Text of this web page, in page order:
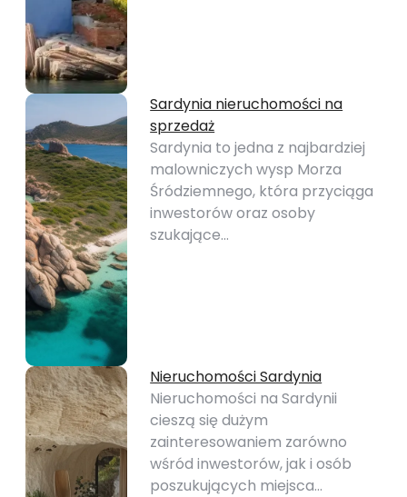
Sardynia nieruchomości na
sprzedaż
Sardynia to jedna z najbardziej
malowniczych wysp Morza
Śródziemnego, która przyciąga
inwestorów oraz osoby
szukające…
Nieruchomości Sardynia
Nieruchomości na Sardynii
cieszą się dużym
zainteresowaniem zarówno
wśród inwestorów, jak i osób
poszukujących miejsca…